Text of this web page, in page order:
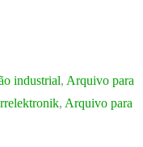
industrial, Arquivo para
, Arquivo para